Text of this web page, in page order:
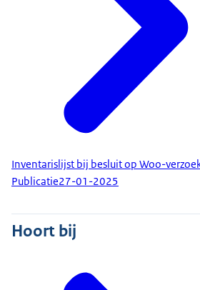
Inventarislijst bij besluit op Woo-
Publicatie27-01-2025
Hoort bij